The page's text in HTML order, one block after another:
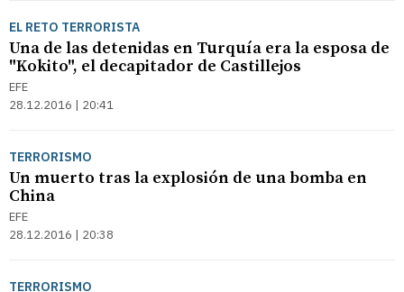
EL RETO TERRORISTA
Una de las detenidas en Turquía era la esposa de
"Kokito", el decapitador de Castillejos
EFE
28.12.2016 | 20:41
TERRORISMO
Un muerto tras la explosión de una bomba en
China
EFE
28.12.2016 | 20:38
TERRORISMO